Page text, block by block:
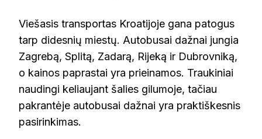
Viešasis transportas Kroatijoje gana patogus
tarp didesnių miestų. Autobusai dažnai jungia
Zagrebą, Splitą, Zadarą, Rijeką ir Dubrovniką,
o kainos paprastai yra prieinamos. Traukiniai
naudingi keliaujant šalies gilumoje, tačiau
pakrantėje autobusai dažnai yra praktiškesnis
pasirinkimas.